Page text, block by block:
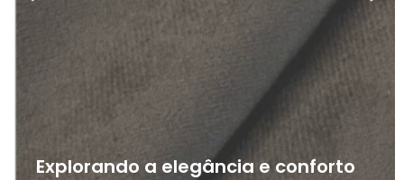
Explorando a elegância e conforto